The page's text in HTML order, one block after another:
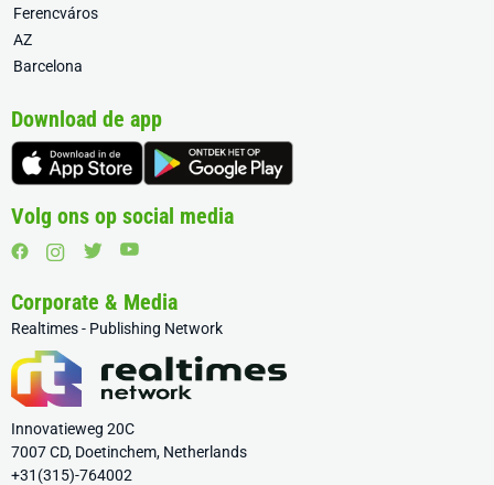
Ferencváros
AZ
Barcelona
Download de app
Volg ons op social media
Corporate & Media
Realtimes - Publishing Network
Innovatieweg 20C
7007 CD, Doetinchem, Netherlands
+31(315)-764002